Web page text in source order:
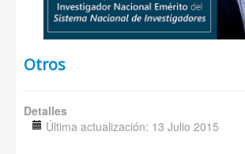
Otros
Detalles
Última actualización: 13 Julio 2015